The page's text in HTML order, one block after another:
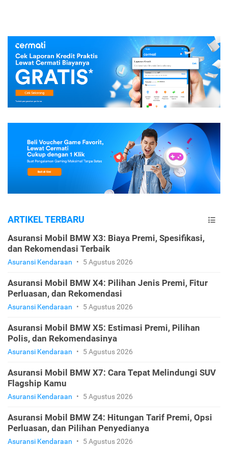
ARTIKEL TERBARU
Asuransi Mobil BMW X3: Biaya Premi, Spesifikasi,
dan Rekomendasi Terbaik
Asuransi Kendaraan • 5 Agustus 2026
Asuransi Mobil BMW X4: Pilihan Jenis Premi, Fitur
Perluasan, dan Rekomendasi
Asuransi Kendaraan • 5 Agustus 2026
Asuransi Mobil BMW X5: Estimasi Premi, Pilihan
Polis, dan Rekomendasinya
Asuransi Kendaraan • 5 Agustus 2026
Asuransi Mobil BMW X7: Cara Tepat Melindungi SUV
Flagship Kamu
Asuransi Kendaraan • 5 Agustus 2026
Asuransi Mobil BMW Z4: Hitungan Tarif Premi, Opsi
Perluasan, dan Pilihan Penyedianya
Asuransi Kendaraan • 5 Agustus 2026